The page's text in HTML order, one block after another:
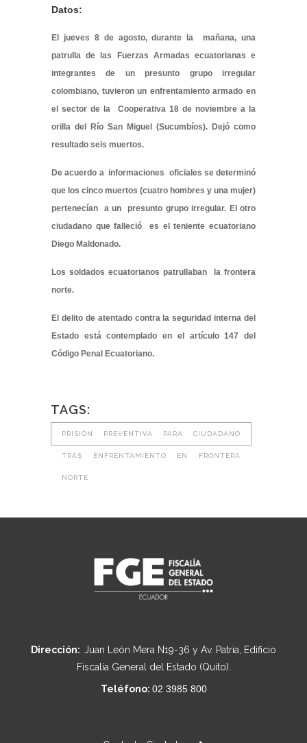
Datos:
El jueves 8 de agosto, durante la mañana, una
patrulla de las Fuerzas Armadas ecuatorianas e
integrantes de un presunto grupo irregular
colombiano, tuvieron un enfrentamiento armado en
el sector de la Cooperativa 18 de noviembre a la
orilla del Río San Miguel (Sucumbíos). Dejó como
resultado seis muertos.
De acuerdo a informaciones oficiales se determinó
que los cinco muertos (cuatro hombres y una mujer)
pertenecían a un presunto grupo irregular. El otro
ciudadano que falleció es el teniente ecuatoriano
Diego Maldonado.
Los soldados ecuatorianos patrullaban la frontera
norte.
El delito de atentado contra la seguridad interna del
Estado está contemplado en el artículo 147 del
Código Penal Ecuatoriano.
TAGS:
PRISIÓN PREVENTIVA PARA CIUDADANO
TRAS ENFRENTAMIENTO EN FRONTERA
NORTE
Dirección: Juan León Mera N19-36 y Av. Patria, Edificio
Fiscalía General del Estado (Quito).
Teléfono: 02 3985 800